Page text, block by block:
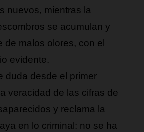
nuevos, mientras la
se acumulan y
de malos olores, con el
evidente.
duda desde el primer
veracidad de las cifras de
y reclama la
en lo criminal: no se ha